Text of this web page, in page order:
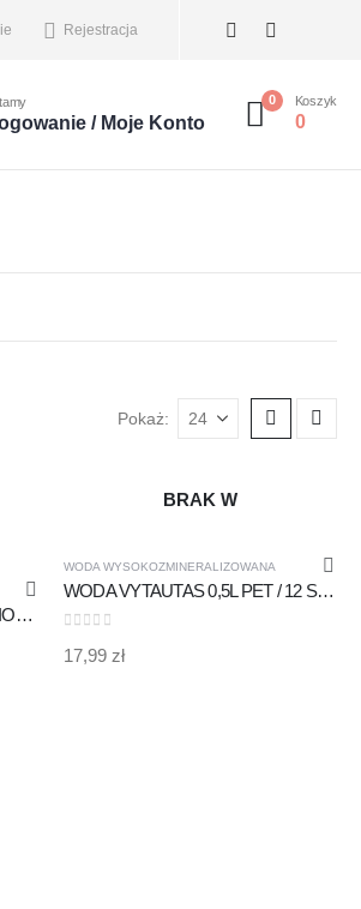
Rejestracja
/ Moje Konto
0 Koszyk
0
Pokaż:
WODA PIWNICZANKA ŚREDNIONASYCONA CO2 0,7l SZKŁO /6 SZTUK WYSOKOZMINERALIZOWANA
BRAK W
WODA WYSOKOZMINERALIZOWANA
WODA VYTAUTAS 0,5L PET / 12 SZTUK - WYSOKOZMINERALIZOWANA
17,99 zł